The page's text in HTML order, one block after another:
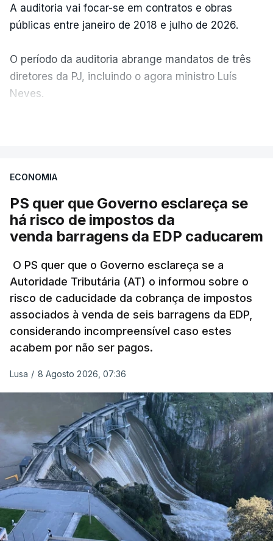
A auditoria vai focar-se em contratos e obras
públicas entre janeiro de 2018 e julho de 2026.
O período da auditoria abrange mandatos de três
diretores da PJ, incluindo o agora ministro Luís
Neves.
Não há prazos fixados para a conclusão desta
avaliação à Polícia Judiciária.
Do início da polémica com a revelação de obras a
título pessoal, numa propriedade no Alentejo, feitas
pelo mesmo empreiteiro contratado 17 vezes para
obras na Polícia Judiciária (PJ) até aos últimos dias,
em que até do Governo surgiram ordens para mais
inquéritos e averiguações aos seus mandatos à
frente da polícia criminal, Luís Neves está há
praticamente um mês sem sair do topo das
ARTIGOS RELACIONADOS
Nova polémica com Luís
Neves. Ministro nega
favorecimento a construtora
DST
7 Agosto 2026, 20:28
ECONOMIA
PS quer que Governo esclareça se
há risco de impostos da
venda barragens da EDP caducarem
O PS quer que o Governo esclareça se a
Autoridade Tributária (AT) o informou sobre o
risco de caducidade da cobrança de impostos
associados à venda de seis barragens da EDP,
considerando incompreensível caso estes
acabem por não ser pagos.
Lusa / 8 Agosto 2026, 07:36